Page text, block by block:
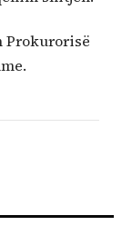
Prokurorisë